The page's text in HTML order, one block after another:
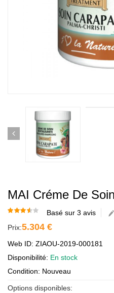
MAI Créme De
Basé sur 3 avis
Prix:5.304 €
Web ID: ZIAOU-2019-000181
Disponibilité: En stock
Condition: Nouveau
Options disponibles: